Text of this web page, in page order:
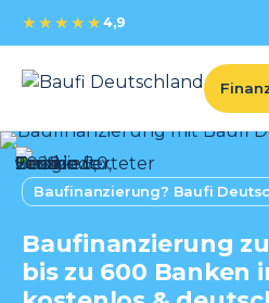
★★★★★ 4,9
Baufinanzierung? Baufi
Baufinanzierung
bis zu 600 Banken